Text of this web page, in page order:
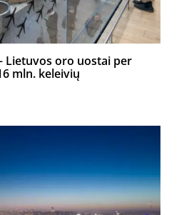
Lietuvos oro uostai per
mln. keleivių